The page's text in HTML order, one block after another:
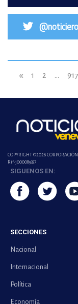
« 1 2 ... 917
COPYRIGHT ©2026
Rif-j000089337
SIGUENOS EN:
SECCIONES
Nacional
Internacional
Política
Economía